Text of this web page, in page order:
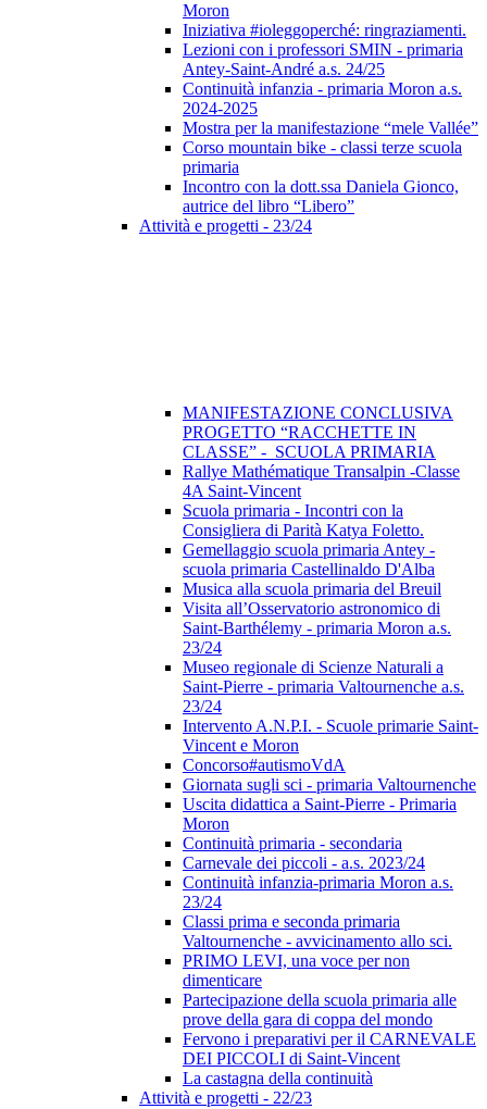
Moron
Iniziativa #ioleggoperché: ringraziamenti.
Lezioni con i professori SMIN - primaria
Antey-Saint-André a.s. 24/25
Continuità infanzia - primaria Moron a.s.
2024-2025
Mostra per la manifestazione “mele Vallée”
Corso mountain bike - classi terze scuola
primaria
Incontro con la dott.ssa Daniela Gionco,
autrice del libro “Libero”
Attività e progetti - 23/24
MANIFESTAZIONE CONCLUSIVA
PROGETTO “RACCHETTE IN
CLASSE” - SCUOLA PRIMARIA
Rallye Mathématique Transalpin -Classe
4A Saint-Vincent
Scuola primaria - Incontri con la
Consigliera di Parità Katya Foletto.
Gemellaggio scuola primaria Antey -
scuola primaria Castellinaldo D'Alba
Musica alla scuola primaria del Breuil
Visita all’Osservatorio astronomico di
Saint-Barthélemy - primaria Moron a.s.
23/24
Museo regionale di Scienze Naturali a
Saint-Pierre - primaria Valtournenche a.s.
23/24
Intervento A.N.P.I. - Scuole primarie Saint-
Vincent e Moron
Concorso#autismoVdA
Giornata sugli sci - primaria Valtournenche
Uscita didattica a Saint-Pierre - Primaria
Moron
Continuità primaria - secondaria
Carnevale dei piccoli - a.s. 2023/24
Continuità infanzia-primaria Moron a.s.
23/24
Classi prima e seconda primaria
Valtournenche - avvicinamento allo sci.
PRIMO LEVI, una voce per non
dimenticare
Partecipazione della scuola primaria alle
prove della gara di coppa del mondo
Fervono i preparativi per il CARNEVALE
DEI PICCOLI di Saint-Vincent
La castagna della continuità
Attività e progetti - 22/23